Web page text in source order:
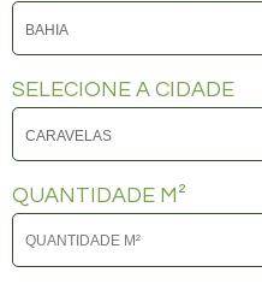
SELECIONE A CIDADE
QUANTIDADE M²